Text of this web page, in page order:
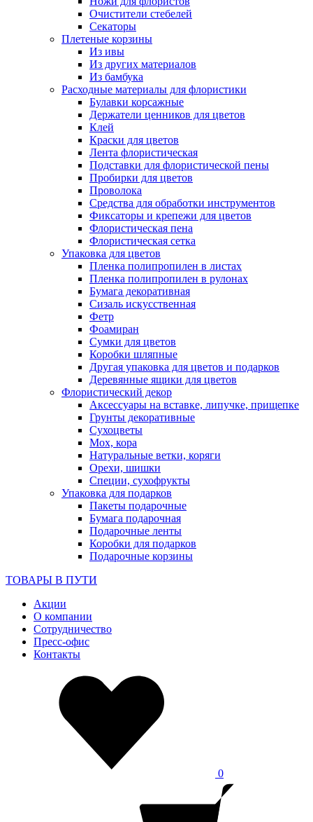
Очистители стебелей
Секаторы
Плетеные корзины
Из ивы
Из других материалов
Из бамбука
Расходные материалы для флористики
Булавки корсажные
Держатели ценников для цветов
Клей
Краски для цветов
Лента флористическая
Подставки для флористической пены
Пробирки для цветов
Проволока
Средства для обработки инструментов
Фиксаторы и крепежи для цветов
Флористическая пена
Флористическая сетка
Упаковка для цветов
Пленка полипропилен в листах
Пленка полипропилен в рулонах
Бумага декоративная
Сизаль искусственная
Фетр
Фоамиран
Сумки для цветов
Коробки шляпные
Другая упаковка для цветов и подарков
Деревянные ящики для цветов
Флористический декор
Аксессуары на вставке, липучке, прищепке
Грунты декоративные
Сухоцветы
Мох, кора
Натуральные ветки, коряги
Орехи, шишки
Специи, сухофрукты
Упаковка для подарков
Пакеты подарочные
Бумага подарочная
Подарочные ленты
Коробки для подарков
Подарочные корзины
ТОВАРЫ В ПУТИ
Акции
О компании
Сотрудничество
Пресс-офис
Контакты
0